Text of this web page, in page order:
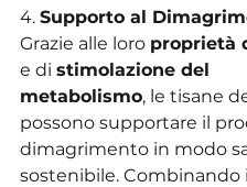
4. Supporto al
Grazie alle loro proprietà
e di stimolazione del
metabolismo, le tisane
possono supportare il
dimagrimento in modo
sostenibile. Combinando